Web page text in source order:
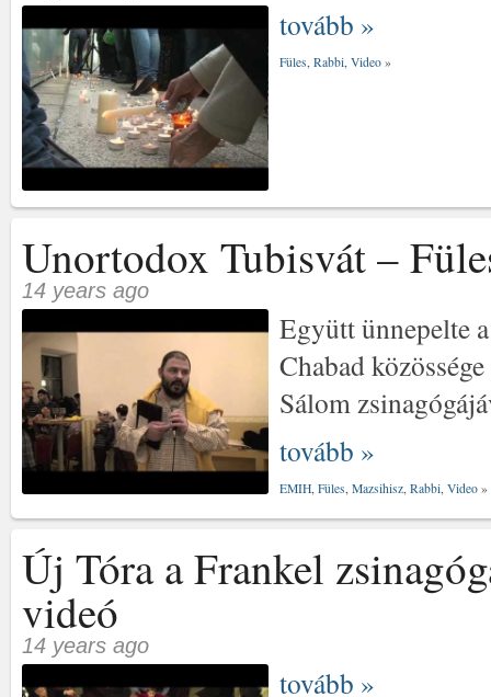
tovább »
Füles, Rabbi, Video »
Unortodox Tubisvát –
14 years ago
Együtt ünnepelte
Chabad
Sálom
tovább »
EMIH Füles Mazsihisz Rabbi Video »
Új Tóra a Frankel
videó
14 years ago
tovább »